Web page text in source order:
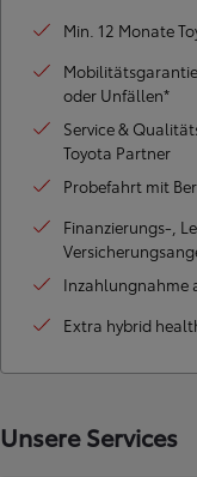
Min. 12 Monate
oder Unfällen*
Service &
Toyota Partner
Probefahrt mit
Finanzierungs-,
Inzahlungnahme
Extra hybrid
Unsere Services